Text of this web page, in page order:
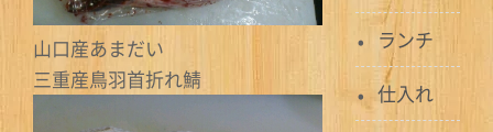
山口産あまだい
三重産鳥羽首折れ鯖
ランチ
仕入れ